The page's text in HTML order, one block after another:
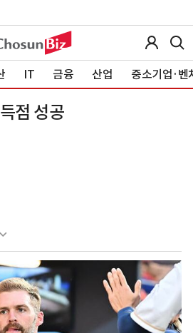
IT 금융 산업 중소기업·벤
점 성공